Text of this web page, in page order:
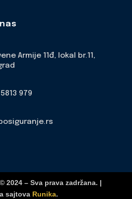
Armije 11đ, lokal br.11,
979
2024 – Sva prava zadržana. |
sajtova Runika.